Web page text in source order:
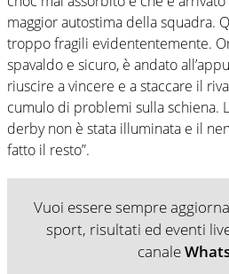
maggior autostima della squadra.
troppo fragili evidententemente.
spavaldo e sicuro, è andato
riuscire a vincere e a staccare il
cumulo di problemi sulla schiena.
derby non è stata illuminata e il
fatto il resto”.
Vuoi essere sempre
sport, risultati ed eventi
canale